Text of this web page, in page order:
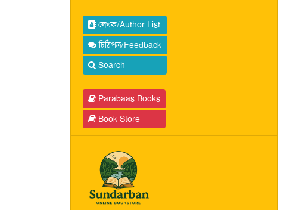
লেখক/Author List
চিঠিপত্র/Feedback
Search
Parabaas Books
Book Store